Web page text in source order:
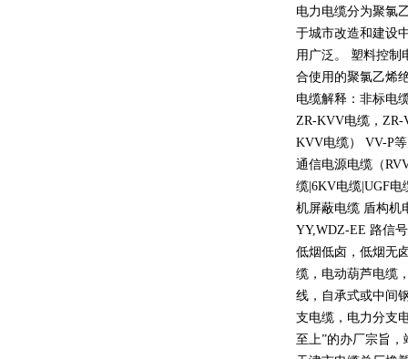
电力电缆分为聚氯
于城市改造和建设
用广泛。 塑料控制
合使用的聚氯乙烯
电缆解释：非标电
ZR-KVV电缆， ZR-
KVV电缆） VV-P
通信电源电缆（
缆 |6KV电缆 |UGF电
机屏蔽电缆 盾构机
YY,WDZ-EE 路信
低烟低卤，低烟无
缆，电动葫芦电缆
线，自承式或中间
支电缆，电力分支
至上”的办厂宗旨，